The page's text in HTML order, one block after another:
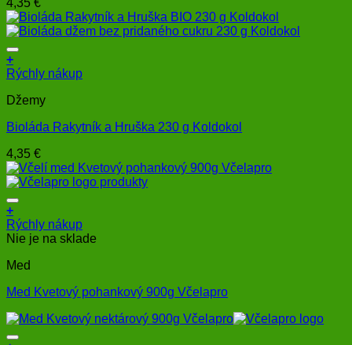
4,35 €
+
Rýchly nákup
Džemy
Bioláda Rakytník a Hruška 230 g Koldokol
4,35 €
+
Rýchly nákup
Nie je na sklade
Med
Med Kvetový pohankový 900g Včelapro